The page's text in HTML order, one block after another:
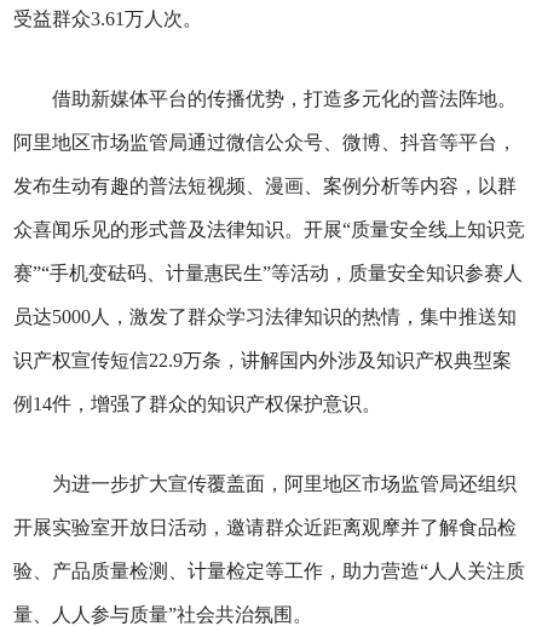
受益群众3.61万人次。
借助新媒体平台的传播优势，打造多元化的普法阵地。
阿里地区市场监管局通过微信公众号、微博、抖音等平台，
发布生动有趣的普法短视频、漫画、案例分析等内容，以群
众喜闻乐见的形式普及法律知识。开展“质量安全线上知识竞
赛”“手机变砝码、计量惠民生”等活动，质量安全知识参赛人
员达5000人，激发了群众学习法律知识的热情，集中推送知
识产权宣传短信22.9万条，讲解国内外涉及知识产权典型案
例14件，增强了群众的知识产权保护意识。
为进一步扩大宣传覆盖面，阿里地区市场监管局还组织
开展实验室开放日活动，邀请群众近距离观摩并了解食品检
验、产品质量检测、计量检定等工作，助力营造“人人关注质
量、人人参与质量”社会共治氛围。